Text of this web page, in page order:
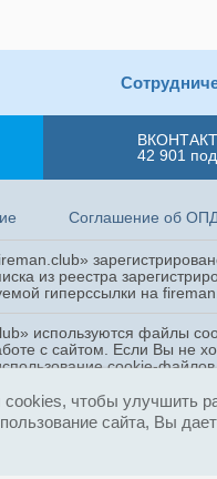
42 901
Соглашение об ОПД
из реестра
гиперссылки на
используются файлы
с сайтом. Если Вы не
cookie-
чтобы улучшить
сайта, Вы